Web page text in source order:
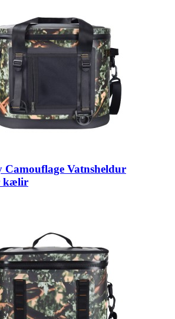
Vatnsheldur
kælir